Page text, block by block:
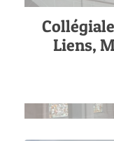
Liens,